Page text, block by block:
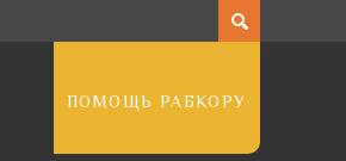
ПОМОЩЬ РАБКОРУ